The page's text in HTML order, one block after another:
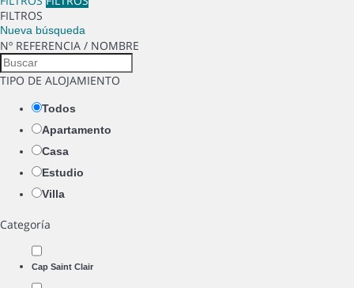
FILTROS
Nueva búsqueda
Nº REFERENCIA / NOMBRE
TIPO DE ALOJAMIENTO
Todos
Apartamento
Casa
Estudio
Villa
Categoría
Cap Saint Clair